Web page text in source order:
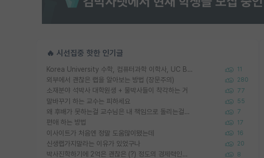
🔥 시선집중 핫한 인기글
Korea University 수학, 컴퓨터과학 이학사, UC Berkeley 산업공학 대학원 공학박사가 되는 것은 쉽지 않겠죠? 11
외부에서 괜찮은 랩을 알아보는 방법 (장문주의) 280
소재분야 석박사 대학원생 + 물박사들이 착각하는 거 77
말바꾸기 하는 교수는 피하세요 55
왜 후배가 못하는걸 교수님은 내 책임으로 돌리는걸까요? 7
편애 하는 방법 17
이사이트가 처음엔 정말 도움많이됐는데 16
신생랩가지말라는 이유가 있었구나 20
박사진학하기에 2억은 괜찮은 (?) 정도의 경제력인가요 8